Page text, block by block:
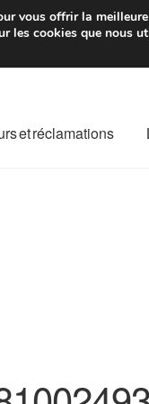
de 7 EUR
et réclamations
vous offrir la
les cookies que nous